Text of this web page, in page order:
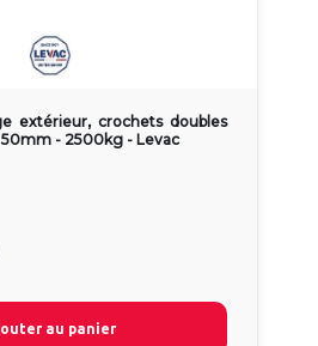
extérieur, crochets doubles
- 2500kg - Levac
au panier